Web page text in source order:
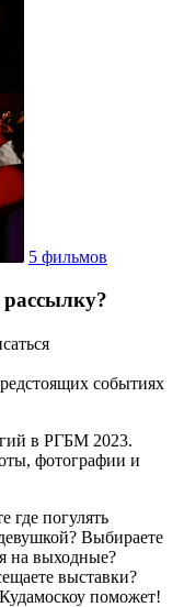
5 фильмов
событиях
в РГБМ 2023.
фотографии и
где погулять
Выбираете
на выходные?
выставки?
поможет!